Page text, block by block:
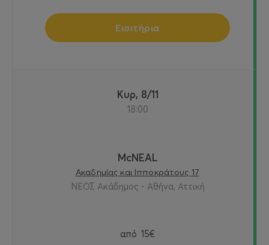
Εισιτήρια
Κυρ, 8/11
18:00
McNEAL
Ακαδημίας και Ιπποκράτους 17
ΝΕΟΣ Ακάδημος - Αθήνα, Αττική
από 15€